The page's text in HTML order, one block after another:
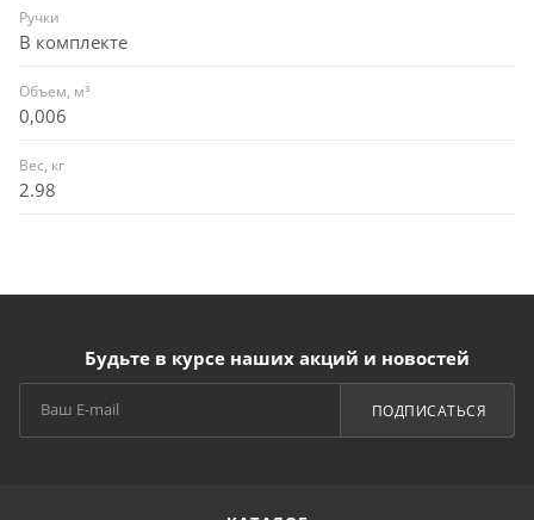
Ручки
В комплекте
Объем, м³
0,006
Вес, кг
2.98
Будьте в курсе наших акций и новостей
ПОДПИСАТЬСЯ